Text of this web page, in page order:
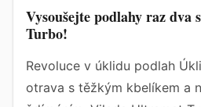
Vysoušejte podlahy raz dva
Turbo!
Revoluce v úklidu podlah
otrava s těžkým kbelíkem a